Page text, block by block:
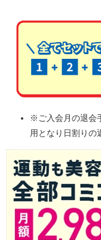
※ご入会月の退会
用となり日割りの